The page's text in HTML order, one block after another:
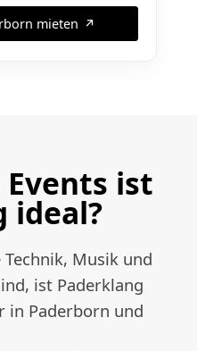
mieten
ist
ideal?
Musik und
ist Paderklang
in Paderborn und